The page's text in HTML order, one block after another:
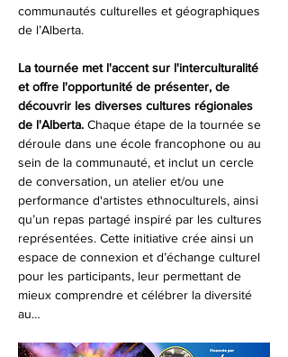
communautés culturelles et géographiques
de l’Alberta.
La tournée met l'accent sur l'interculturalité
et offre l'opportunité de présenter, de
découvrir les diverses cultures régionales
de l'Alberta. Chaque étape de la tournée se
déroule dans une école francophone ou au
sein de la communauté, et inclut un cercle
de conversation, un atelier et/ou une
performance d'artistes ethnoculturels, ainsi
qu’un repas partagé inspiré par les cultures
représentées. Cette initiative crée ainsi un
espace de connexion et d’échange culturel
pour les participants, leur permettant de
mieux comprendre et célébrer la diversité
au…